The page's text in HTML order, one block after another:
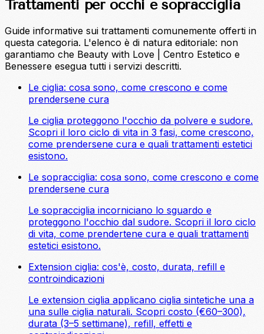
Trattamenti per occhi e sopracciglia
Guide informative sui trattamenti comunemente offerti in
questa categoria. L'elenco è di natura editoriale: non
garantiamo che Beauty with Love | Centro Estetico e
Benessere esegua tutti i servizi descritti.
Le ciglia: cosa sono, come crescono e come
prendersene cura
Le ciglia proteggono l'occhio da polvere e sudore.
Scopri il loro ciclo di vita in 3 fasi, come crescono,
come prendersene cura e quali trattamenti estetici
esistono.
Le sopracciglia: cosa sono, come crescono e come
prendersene cura
Le sopracciglia incorniciano lo sguardo e
proteggono l'occhio dal sudore. Scopri il loro ciclo
di vita, come prendertene cura e quali trattamenti
estetici esistono.
Extension ciglia: cos'è, costo, durata, refill e
controindicazioni
Le extension ciglia applicano ciglia sintetiche una a
una sulle ciglia naturali. Scopri costo (€60–300),
durata (3–5 settimane), refill, effetti e